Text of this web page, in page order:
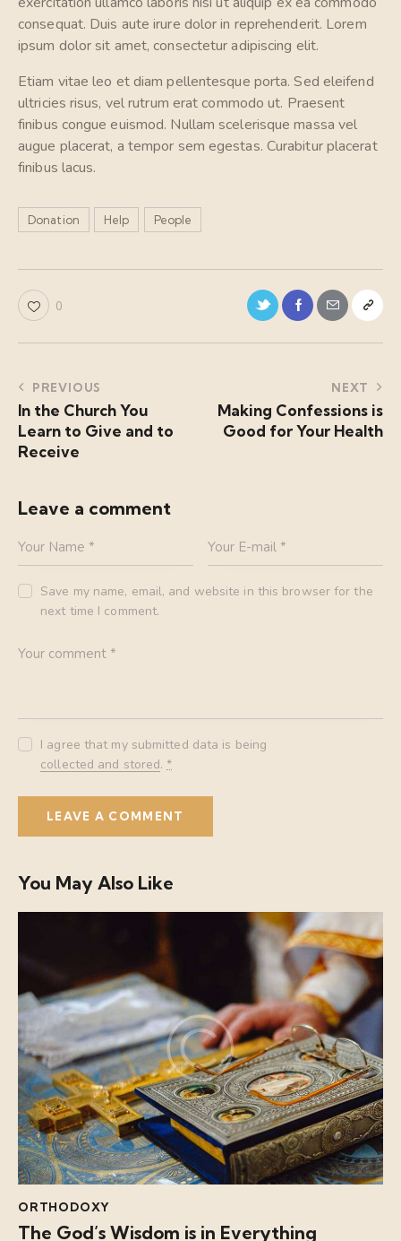
consequat. Duis aute irure dolor in reprehenderit. Lorem
ipsum dolor sit amet, consectetur adipiscing elit.
Etiam vitae leo et diam pellentesque porta. Sed eleifend
ultricies risus, vel rutrum erat commodo ut. Praesent
finibus congue euismod. Nullam scelerisque massa vel
augue placerat, a tempor sem egestas. Curabitur placerat
finibus lacus.
Donation Help People
0
PREVIOUS
In the Church You
Learn to Give and to
Receive
NEXT
Making Confessions is
Good for Your Health
Leave a comment
Save my name, email, and website in this browser for the
next time I comment.
I agree that my submitted data is being
collected and stored.*
You May Also Like
ORTHODOXY
The God’s Wisdom is in Everything